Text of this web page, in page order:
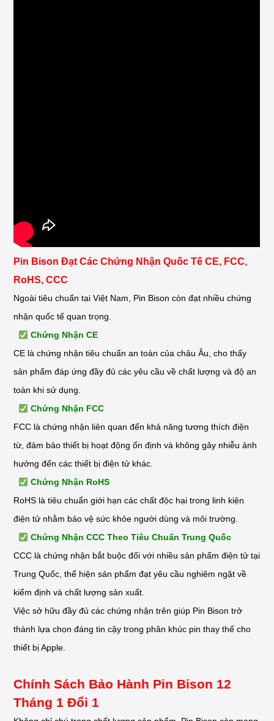
Pin Bison Đạt Các Chứng Nhận Quốc Tế CE, FCC,
RoHS, CCC
Ngoài tiêu chuẩn tại Việt Nam, Pin Bison còn đạt nhiều chứng
nhận quốc tế quan trọng.
Chứng Nhận CE
CE là chứng nhận tiêu chuẩn an toàn của châu Âu, cho thấy
sản phẩm đáp ứng đầy đủ các yêu cầu về chất lượng và độ an
toàn khi sử dụng.
Chứng Nhận FCC
FCC là chứng nhận liên quan đến khả năng tương thích điện
từ, đảm bảo thiết bị hoạt động ổn định và không gây nhiễu ảnh
hưởng đến các thiết bị điện tử khác.
Chứng Nhận RoHS
RoHS là tiêu chuẩn giới hạn các chất độc hại trong linh kiện
điện tử nhằm bảo vệ sức khỏe người dùng và môi trường.
Chứng Nhận CCC Theo Tiêu Chuẩn Trung Quốc
CCC là chứng nhận bắt buộc đối với nhiều sản phẩm điện tử tại
Trung Quốc, thể hiện sản phẩm đạt yêu cầu nghiêm ngặt về
kiểm định và chất lượng sản xuất.
Việc sở hữu đầy đủ các chứng nhận trên giúp Pin Bison trở
thành lựa chọn đáng tin cậy trong phân khúc pin thay thế cho
thiết bị Apple.
Chính Sách Bảo Hành Pin Bison 12
Tháng 1 Đổi 1